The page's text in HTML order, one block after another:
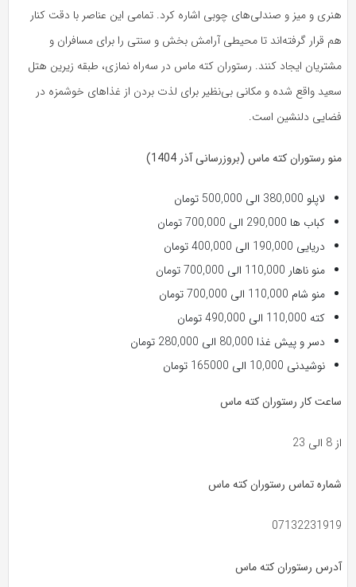
هنری و میز و صندلی‌های چوبی اشاره کرد. تمامی این عناصر با دقت کنار
هم قرار گرفته‌اند تا محیطی آرامش بخش و سنتی را برای مسافران و
مشتریان ایجاد کنند. رستوران کته ماس در سه‌راه نمازی، طبقه زیرین هتل
سعید واقع شده و مکانی بی‌نظیر برای لذت بردن از غذاهای خوشمزه در
فضایی دلنشین است.
منو رستوران کته ماس (بروزرسانی آذر 1404)
لاپلو 380,000 الی 500,000 تومان
کباب ها 290,000 الی 700,000 تومان
دریایی 190,000 الی 400,000 تومان
منو ناهار 110,000 الی 700,000 تومان
منو شام 110,000 الی 700,000 تومان
کته 110,000 الی 490,000 تومان
دسر و پیش غذا 80,000 الی 280,000 تومان
نوشیدنی 10,000 الی 165000 تومان
ساعت کار رستوران کته ماس
از 8 الی 23
شماره تماس رستوران کته ماس
07132231919
آدرس رستوران کته ماس